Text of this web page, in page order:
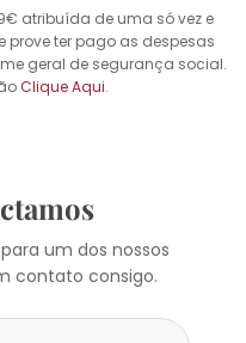
atribuída de uma só vez e
prove ter pago as despesas
geral de segurança social.
Clique Aqui.
um dos nossos
contato consigo.